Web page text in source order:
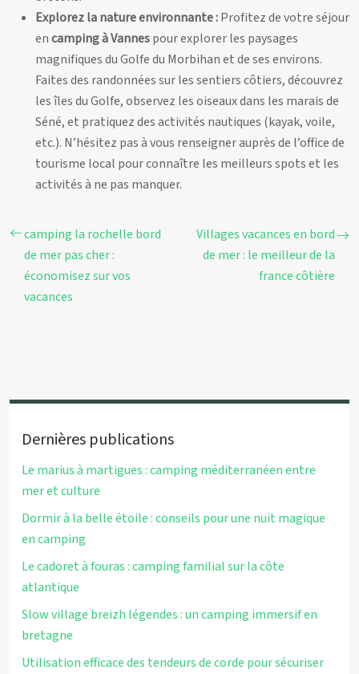
Explorez la nature environnante :Profitez de votre séjour
encamping à Vannespour explorer les paysages
magnifiques du Golfe du Morbihan et de ses environs.
Faites des randonnées sur les sentiers côtiers, découvrez
les îles du Golfe, observez les oiseaux dans les marais de
Séné, et pratiquez des activités nautiques (kayak, voile,
etc.). N’hésitez pas à vous renseigner auprès de l’office de
tourisme local pour connaître les meilleurs spots et les
activités à ne pas manquer.
camping la rochelle bord
de mer pas cher :
économisez sur vos
vacances
Villages vacances en bord
de mer : le meilleur de la
france côtière
Dernières publications
Le marius à martigues : camping méditerranéen entre
mer et culture
Dormir à la belle étoile : conseils pour une nuit magique
en camping
Le cadoret à fouras : camping familial sur la côte
atlantique
Slow village breizh légendes : un camping immersif en
bretagne
Utilisation efficace des tendeurs de corde pour sécuriser